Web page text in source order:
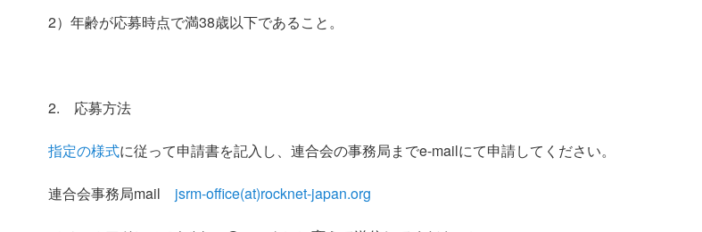
2）年齢が応募時点で満38歳以下であること。
2. 応募方法
指定の様式に従って申請書を記入し、連合会の事務局までe-mailにて申請してください。
連合会事務局mail jsrm-office(at)rocknet-japan.org